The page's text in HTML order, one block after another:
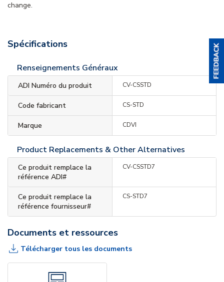
change.
Spécifications
Renseignements Généraux
ADI Numéro du produit CV-CSSTD
Code fabricant CS-STD
Marque CDVI
Product Replacements & Other Alternatives
Ce produit remplace la
référence ADI#
CV-CSSTD7
Ce produit remplace la
référence fournisseur#
CS-STD7
Documents et ressources
Télécharger tous les documents